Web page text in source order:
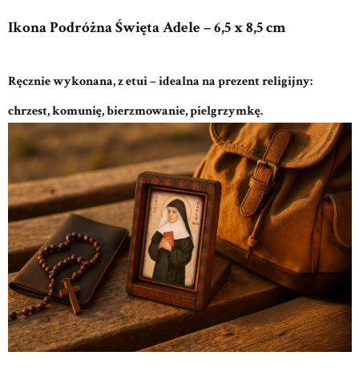
Ikona Podróżna Święta Adele – 6,5 x 8,5 cm
Ręcznie wykonana, z etui – idealna na prezent religijny:
chrzest, komunię, bierzmowanie, pielgrzymkę.